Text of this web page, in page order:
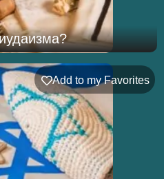
Add to my Favorites